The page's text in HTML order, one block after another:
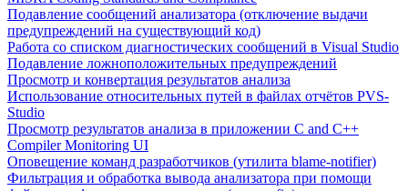
Подавление сообщений анализатора (отключение выдачи
предупреждений на существующий код)
Работа со списком диагностических сообщений в Visual Studio
Подавление ложноположительных предупреждений
Просмотр и конвертация результатов анализа
Использование относительных путей в файлах отчётов PVS-
Studio
Просмотр результатов анализа в приложении C and C++
Compiler Monitoring UI
Оповещение команд разработчиков (утилита blame-notifier)
Фильтрация и обработка вывода анализатора при помощи